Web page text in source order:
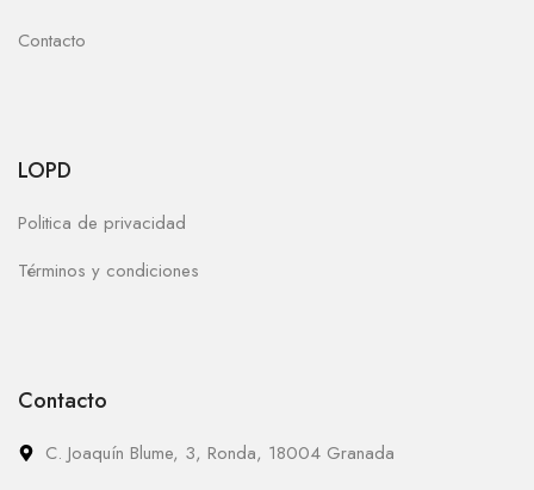
Contacto
LOPD
Politica de privacidad
Términos y condiciones
Contacto
C. Joaquín Blume, 3, Ronda, 18004 Granada